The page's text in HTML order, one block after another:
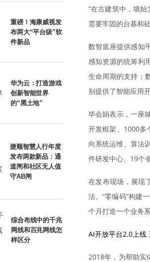
重磅！海康威视发
布两大“平台级”软
件新品
华为云：打造游戏
创新智能世界
的“黑土地”
捷顺智慧人行年度
发布两款新品：通
道闸和社区无人值
守AB闸
综合布线中的千兆
网线和百兆网线怎
样区分
“在古建筑中，墙
需要牢固的台基和
数智底座提供感知
感知资源的统筹利
生命周期的支持；
别提供了智能应用开
毕会娟表示，一座
开发框架、1000多
向系统运维、算法
件研发中心、19个
在发布现场，展现
法、“零编码”构建
个月打造一个业务系
AI开放平台2.0上线
2018年，为帮助实